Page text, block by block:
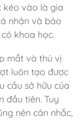
kéo vào là gia
nhân và bảo
khoa học.
mắt và thú vị
luôn tạo được
cầu sở hữu của
đầu tiên. Tuy
nên cân nhắc,